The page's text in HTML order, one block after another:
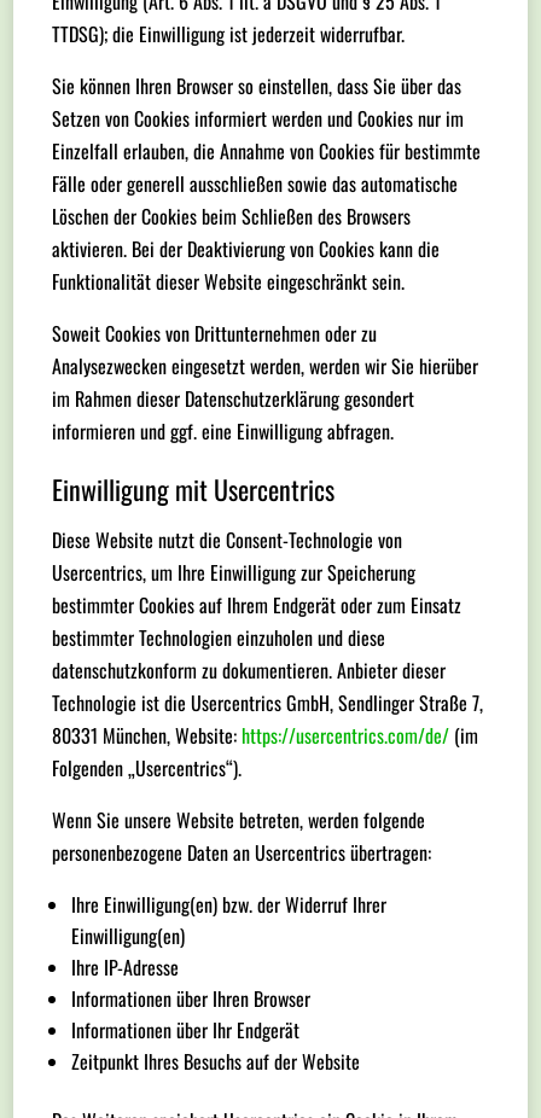
TTDSG); die Einwilligung ist jederzeit widerrufbar.
Sie können Ihren Browser so einstellen, dass Sie über das
Setzen von Cookies informiert werden und Cookies nur im
Einzelfall erlauben, die Annahme von Cookies für bestimmte
Fälle oder generell ausschließen sowie das automatische
Löschen der Cookies beim Schließen des Browsers
aktivieren. Bei der Deaktivierung von Cookies kann die
Funktionalität dieser Website eingeschränkt sein.
Soweit Cookies von Drittunternehmen oder zu
Analysezwecken eingesetzt werden, werden wir Sie hierüber
im Rahmen dieser Datenschutzerklärung gesondert
informieren und ggf. eine Einwilligung abfragen.
Einwilligung mit Usercentrics
Diese Website nutzt die Consent-Technologie von
Usercentrics, um Ihre Einwilligung zur Speicherung
bestimmter Cookies auf Ihrem Endgerät oder zum Einsatz
bestimmter Technologien einzuholen und diese
datenschutzkonform zu dokumentieren. Anbieter dieser
Technologie ist die Usercentrics GmbH, Sendlinger Straße 7,
80331 München, Website:https://usercentrics.com/de/ (im
Folgenden „Usercentrics“).
Wenn Sie unsere Website betreten, werden folgende
personenbezogene Daten an Usercentrics übertragen:
Ihre Einwilligung(en) bzw. der Widerruf Ihrer
Einwilligung(en)
Ihre IP-Adresse
Informationen über Ihren Browser
Informationen über Ihr Endgerät
Zeitpunkt Ihres Besuchs auf der Website